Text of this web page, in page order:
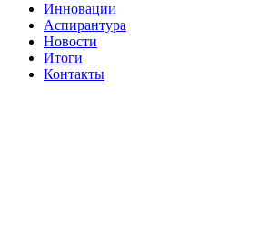
Инновации
Аспирантура
Новости
Итоги
Контакты